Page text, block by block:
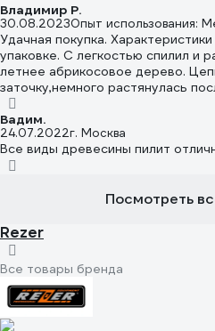
Владимир Р.
30.08.2023Опыт использования:
Удачная покупка.
упаковке. С легкостью спилил и
летнее абрикосовое дерево.
заточку,немного растянулась
Покупкой доволен.
Вадим.
24.07.2022г. Москва
Все виды древесины пилит
Посмотреть
Rezer
Все товары бренда